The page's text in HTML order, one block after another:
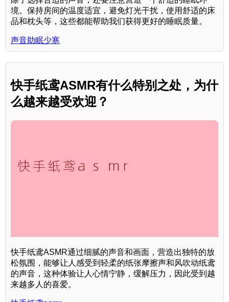
境。保持房间的温度适宜，避免灯光干扰，使用舒适的床
品和枕头等，这些都能帮助我们获得更好的睡眠质量。
声音助眠少寒
快手纸鸢ASMR有什么特别之处，为什
么越来越受欢迎？
快手纸鸢ASMR通过细腻的声音和画面，营造出独特的放
松氛围，能够让人感受到轻柔的纸张摩擦声和风吹动纸鸢
的声音，这种体验让人心情宁静，缓解压力，因此受到越
来越多人的喜爱。